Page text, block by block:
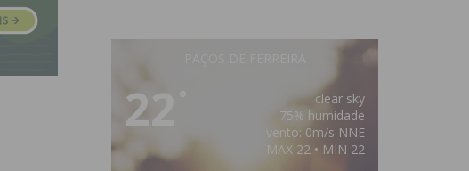
22
clear sky
75% humidade
vento: 0m/s NNE
MAX 22 • MIN 22